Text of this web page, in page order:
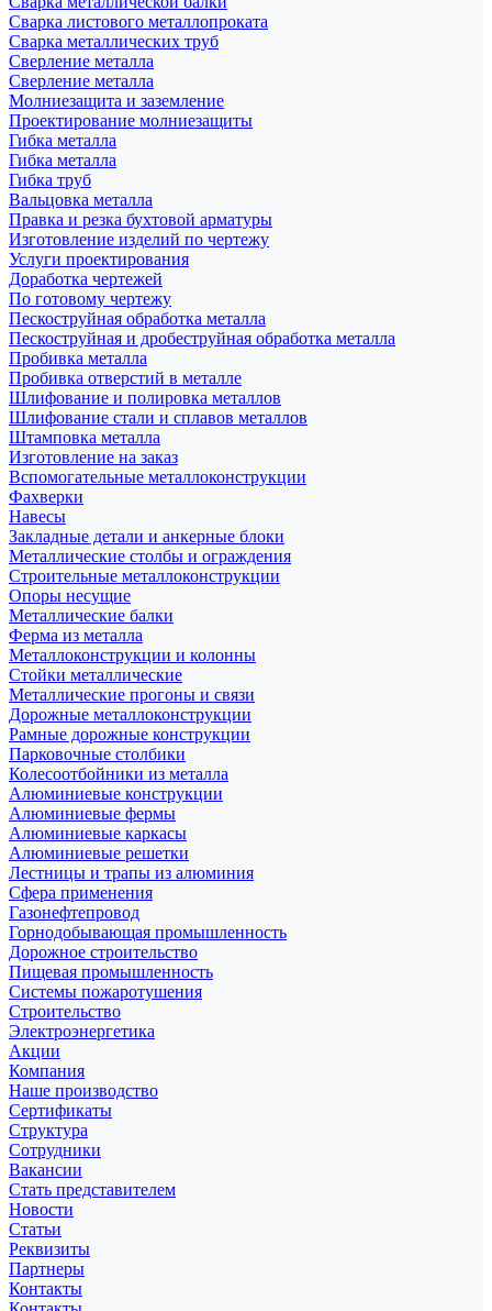
Сварка листового металлопроката
Сварка металлических труб
Сверление металла
Сверление металла
Молниезащита и заземление
Проектирование молниезащиты
Гибка металла
Гибка металла
Гибка труб
Вальцовка металла
Правка и резка бухтовой арматуры
Изготовление изделий по чертежу
Услуги проектирования
Доработка чертежей
По готовому чертежу
Пескоструйная обработка металла
Пескоструйная и дробеструйная обработка металла
Пробивка металла
Пробивка отверстий в металле
Шлифование и полировка металлов
Шлифование стали и сплавов металлов
Штамповка металла
Изготовление на заказ
Вспомогательные металлоконструкции
Фахверки
Навесы
Закладные детали и анкерные блоки
Металлические столбы и ограждения
Строительные металлоконструкции
Опоры несущие
Металлические балки
Ферма из металла
Металлоконструкции и колонны
Стойки металлические
Металлические прогоны и связи
Дорожные металлоконструкции
Рамные дорожные конструкции
Парковочные столбики
Колесоотбойники из металла
Алюминиевые конструкции
Алюминиевые фермы
Алюминиевые каркасы
Алюминиевые решетки
Лестницы и трапы из алюминия
Сфера применения
Газонефтепровод
Горнодобывающая промышленность
Дорожное строительство
Пищевая промышленность
Системы пожаротушения
Строительство
Электроэнергетика
Акции
Компания
Наше производство
Сертификаты
Структура
Сотрудники
Вакансии
Стать представителем
Новости
Статьи
Реквизиты
Партнеры
Контакты